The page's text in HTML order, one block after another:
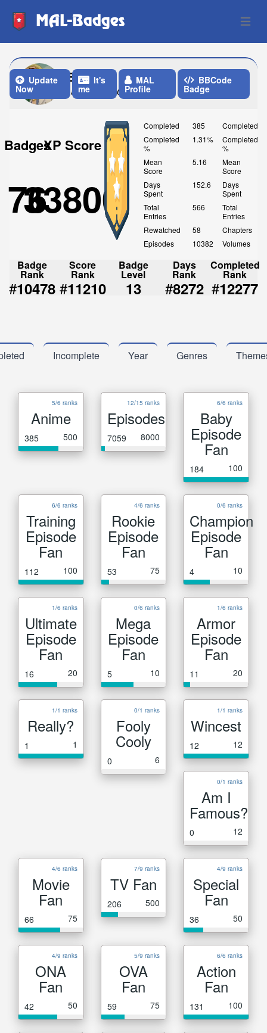
MAL-Badges Open
Esteb4n
Last Update: 6 Days ago
Update
Now
It's
me
MAL
Profile
BBCode
Badge
Badges
76
XP Score
33800
Completed
385
Completed
%
1.31%
Mean
Score
5.16
Days
Spent
152.6
Total
Entries
566
Rewatched
58
Episodes
10382
Completed
Completed
%
Mean
Score
Days
Spent
Total
Entries
Chapters
Volumes
Badge
Rank
#10478
Score
Rank
#11210
Badge
Level
13
Days
Rank
#8272
Completed
Rank
#12277
Incomplete Year Genres
5/6 ranks
Anime
385 500
12/15 ranks
Episodes
7059 8000
6/6 ranks
Baby
Episode
Fan
184 100
6/6 ranks
Training
Episode
Fan
112 100
4/6 ranks
Rookie
Episode
Fan
53 75
0/6 ranks
Champion
Episode
Fan
4 10
1/6 ranks
Ultimate
Episode
Fan
16 20
0/6 ranks
Mega
Episode
Fan
5 10
1/6 ranks
Armor
Episode
Fan
11 20
1/1 ranks
Really?
1 1
0/1 ranks
Fooly
Cooly
0 6
1/1 ranks
Wincest
12 12
0/1 ranks
Am I
Famous?
0 12
4/6 ranks
Movie
Fan
66 75
7/9 ranks
TV Fan
206 500
4/9 ranks
Special
Fan
36 50
4/9 ranks
ONA
Fan
42 50
5/9 ranks
OVA
Fan
59 75
6/6 ranks
Action
Fan
131 100